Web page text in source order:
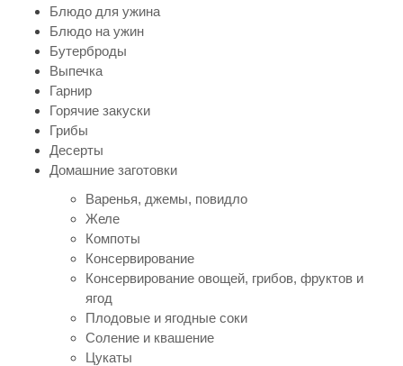
Блюдо для ужина
Блюдо на ужин
Бутерброды
Выпечка
Гарнир
Горячие закуски
Грибы
Десерты
Домашние заготовки
Варенья, джемы, повидло
Желе
Компоты
Консервирование
Консервирование овощей, грибов, фруктов и
ягод
Плодовые и ягодные соки
Соление и квашение
Цукаты